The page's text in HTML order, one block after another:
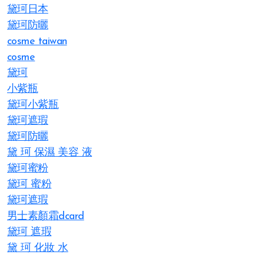
黛珂日本
黛珂防曬
cosme taiwan
cosme
黛珂
小紫瓶
黛珂小紫瓶
黛珂遮瑕
黛珂防曬
黛 珂 保濕 美容 液
黛珂蜜粉
黛珂 蜜粉
黛珂遮瑕
男士素顏霜dcard
黛珂 遮瑕
黛 珂 化妝 水